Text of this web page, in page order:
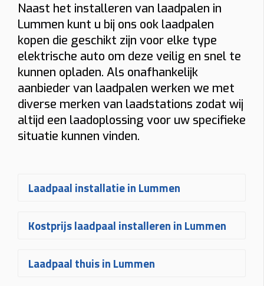
Naast het installeren van laadpalen in
Lummen kunt u bij ons ook laadpalen
kopen die geschikt zijn voor elke type
elektrische auto om deze veilig en snel te
kunnen opladen. Als onafhankelijk
aanbieder van laadpalen werken we met
diverse merken van laadstations zodat wij
altijd een laadoplossing voor uw specifieke
situatie kunnen vinden.
Laadpaal installatie in Lummen
Een
laadpaal laten installeren in
Lummen
gebeurt bij Plugnet volledig
snel een vrijblijvendeofferte
Kostprijs laadpaal installeren in Lummen
De
prijs voor een laadpaal
installeren in Lummen
Laadpaal thuis in Lummen